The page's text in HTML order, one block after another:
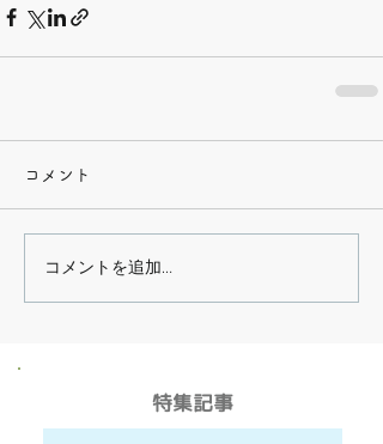
コメント
コメントを追加…
​特集記事